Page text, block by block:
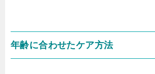
年齢に合わせたケア方法